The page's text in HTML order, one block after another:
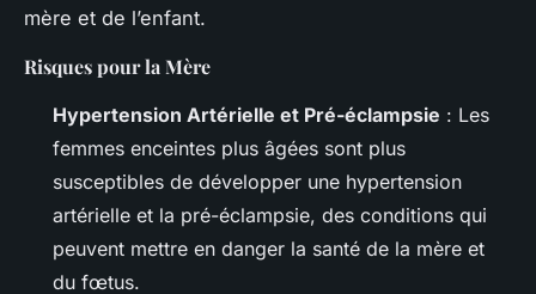
mère et de l’enfant.
Risques pour la Mère
Hypertension Artérielle et Pré-éclampsie : Les
femmes enceintes plus âgées sont plus
susceptibles de développer une hypertension
artérielle et la pré-éclampsie, des conditions qui
peuvent mettre en danger la santé de la mère et
du fœtus.